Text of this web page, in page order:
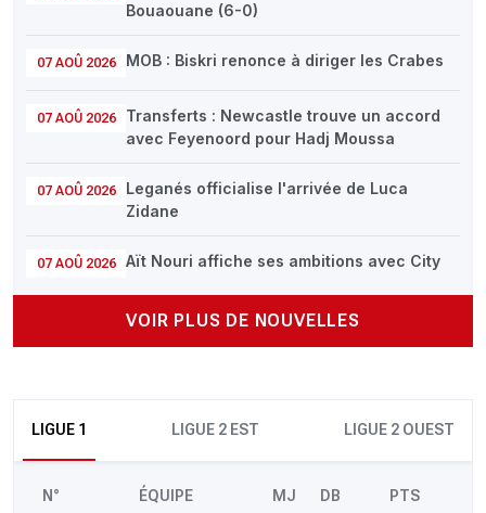
Bouaouane (6-0)
07 AOÛ 2026 MOB : Biskri renonce à diriger les Crabes
07 AOÛ 2026
Transferts : Newcastle trouve un accord
avec Feyenoord pour Hadj Moussa
07 AOÛ 2026
Leganés officialise l'arrivée de Luca
Zidane
07 AOÛ 2026 Aït Nouri affiche ses ambitions avec City
VOIR PLUS DE NOUVELLES
LIGUE 1 LIGUE 2 EST LIGUE 2 OUEST
N° ÉQUIPE MJ DB PTS